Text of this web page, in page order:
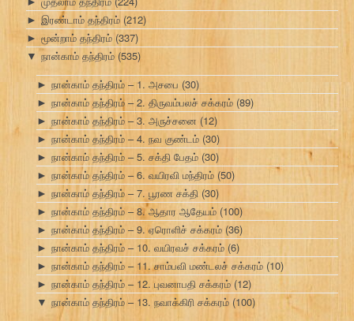
► இரண்டாம் தந்திரம் (212)
► மூன்றாம் தந்திரம் (337)
▼ நான்காம் தந்திரம் (535)
► நான்காம் தந்திரம் – 1. அசபை (30)
► நான்காம் தந்திரம் – 2. திருவம்பலச் சக்கரம் (89)
► நான்காம் தந்திரம் – 3. அருச்சனை (12)
► நான்காம் தந்திரம் – 4. நவ குண்டம் (30)
► நான்காம் தந்திரம் – 5. சக்தி பேதம் (30)
► நான்காம் தந்திரம் – 6. வயிரவி மந்திரம் (50)
► நான்காம் தந்திரம் – 7. பூரண சக்தி (30)
► நான்காம் தந்திரம் – 8. ஆதார ஆதேயம் (100)
► நான்காம் தந்திரம் – 9. ஏரொளிச் சக்கரம் (36)
► நான்காம் தந்திரம் – 10. வயிரவச் சக்கரம் (6)
► நான்காம் தந்திரம் – 11. சாம்பவி மண்டலச் சக்கரம் (10)
► நான்காம் தந்திரம் – 12. புவனாபதி சக்கரம் (12)
▼ நான்காம் தந்திரம் – 13. நவாக்கிரி சக்கரம் (100)